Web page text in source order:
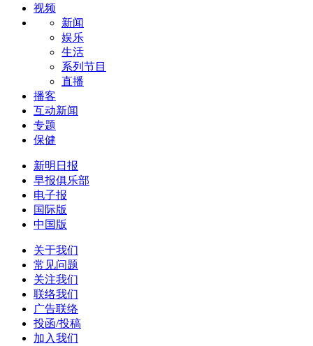
视频
新闻
娱乐
生活
系列节目
直播
播客
互动新闻
专题
保健
新明日报
早报俱乐部
电子报
国际版
中国版
关于我们
常见问题
关注我们
联络我们
广告联络
投函/投稿
加入我们